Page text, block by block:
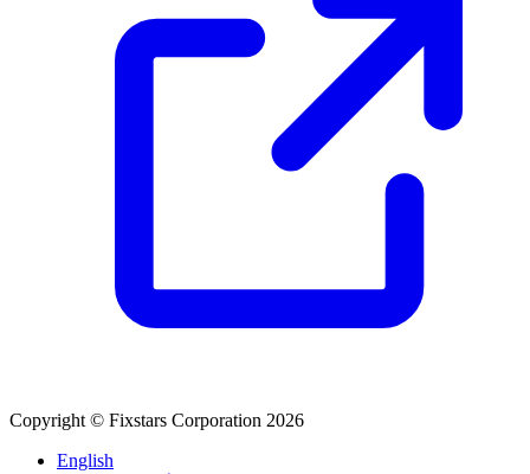
Copyright © Fixstars Corporation 2026
English